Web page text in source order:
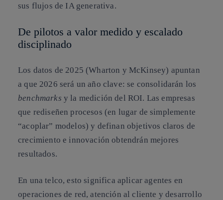
sus flujos de IA generativa.
De pilotos a valor medido y escalado
disciplinado
Los datos de 2025 (Wharton y McKinsey) apuntan
a que 2026 será un año clave: se consolidarán los
benchmarks y la medición del ROI. Las empresas
que rediseñen procesos (en lugar de simplemente
“acoplar” modelos) y definan objetivos claros de
crecimiento e innovación obtendrán mejores
resultados.
En una telco, esto significa aplicar agentes en
operaciones de red, atención al cliente y desarrollo